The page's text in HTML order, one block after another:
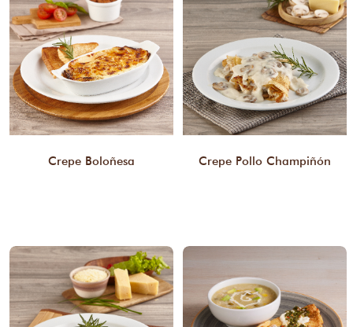
Crepe Boloñesa Crepe Pollo Champiñón